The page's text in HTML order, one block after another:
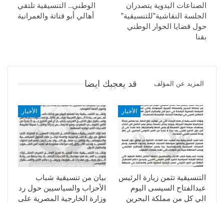
الوطني.. التنسيقية تلتقي
أهالي أبو قتاتة والعمرانية
الصناعات اليدوية يتصدران
الجلسة النقاشية”للتنسيقية”
حول قضايا الحوار الوطني
بقنا
قد يعجبك ايضا المزيد عن المؤلف
الأخبار
بيان من تنسيقية شباب
الأحزاب والسياسيين حول رد
وزارة الخارجية المصرية على
الأخبار
التنسيقية تثمن زيارة الرئيس
عبدالفتاح السيسى اليوم
الي كل من مملكة البحرين